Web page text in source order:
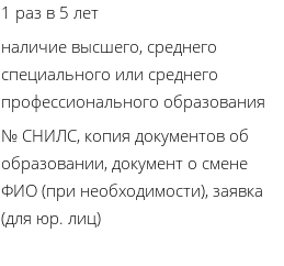
1 раз в 5 лет
наличие высшего, среднего
специального или среднего
профессионального образования
№ СНИЛС, копия документов об
образовании, документ о смене
ФИО (при необходимости), заявка
(для юр. лиц)